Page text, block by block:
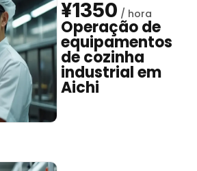
¥1350
Operação de
equipamentos
de cozinha
industrial em
Aichi